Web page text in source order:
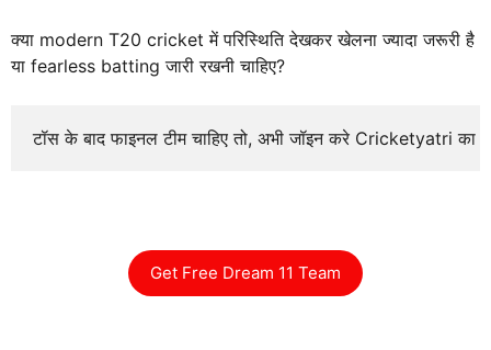
क्या modern T20 cricket में परिस्थिति देखकर खेलना ज्यादा जरूरी है
या fearless batting जारी रखनी चाहिए?
टॉस के बाद फाइनल टीम चाहिए तो, अभी जॉइन करे Cricketyatri
Get Free Dream 11 Team